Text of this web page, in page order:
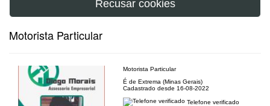
Motorista Particular
Motorista Particular
É de Extrema (Minas Gerais)
Cadastrado desde 16-08-2022
Telefone verificado